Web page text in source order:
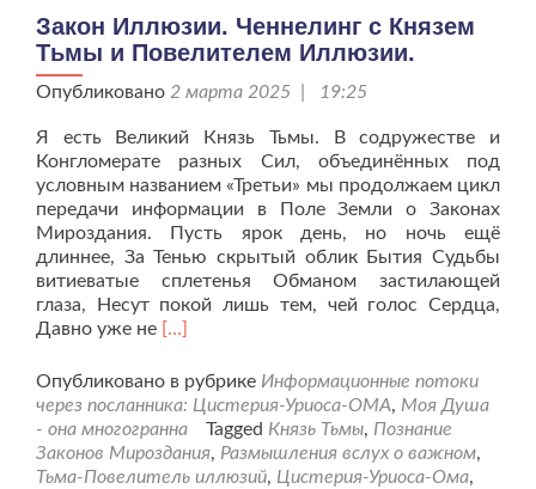
Закон Иллюзии. Ченнелинг с Князем
Тьмы и Повелителем Иллюзии.
Опубликовано 2 марта 2025 | 19:25
Я есть Великий Князь Тьмы. В содружестве и
Конгломерате разных Сил, объединённых под
условным названием «Третьи» мы продолжаем цикл
передачи информации в Поле Земли о Законах
Мироздания. Пусть ярок день, но ночь ещё
длиннее, За Тенью скрытый облик Бытия Судьбы
витиеватые сплетенья Обманом застилающей
глаза, Несут покой лишь тем, чей голос Сердца,
Давно уже не Читать
проЗакон
Иллюзии.
Ченнелинг
с
Князем
[…]
Опубликовано в рубрике Информационные потоки
через посланника: Цистерия-Уриоса-ОМА, Моя Душа
- она многогранна
Tagged Князь Тьмы, Познание
Законов Мироздания, Размышления вслух о важном,
Тьма-Повелитель иллюзий, Цистерия-Уриоса-Ома,